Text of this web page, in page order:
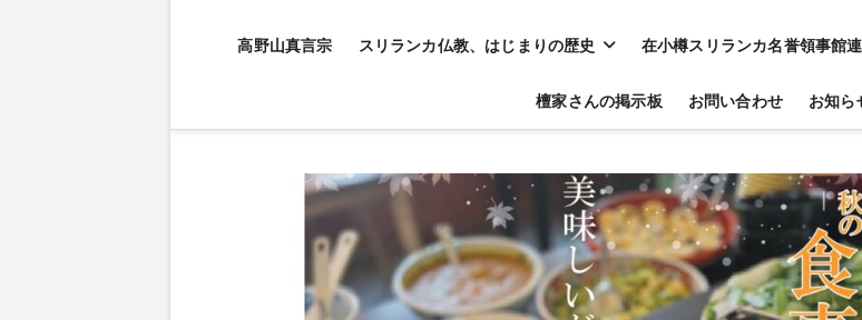
高野山真言宗 スリランカ仏教、はじまりの歴史 在小樽スリランカ名誉領事館
檀家さんの掲示板 お問い合わせ お知ら